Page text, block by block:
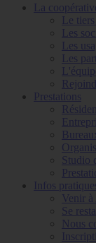
La
Le
Les
Les
Les
Prestations
Studio
Infos
Venir
Se
Nous